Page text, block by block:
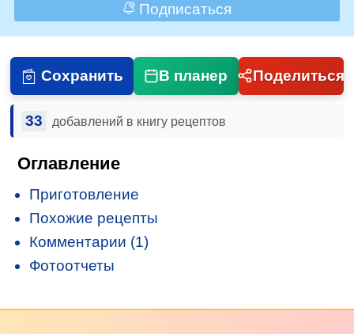
Подписаться
Сохранить В планер Поделиться
33 добавлений в книгу рецептов
Оглавление
Приготовление
Похожие рецепты
Комментарии (1)
Фотоотчеты